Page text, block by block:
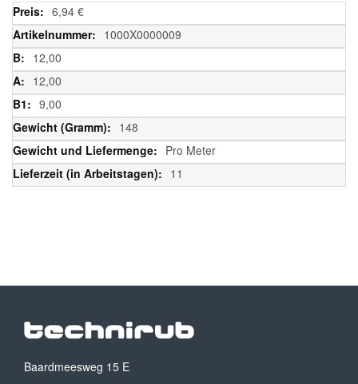
Weitere
Informationen
6,94 €
1000X0000009
12,00
12,00
9,00
148
Pro Meter
11
Baardmeesweg 15 E